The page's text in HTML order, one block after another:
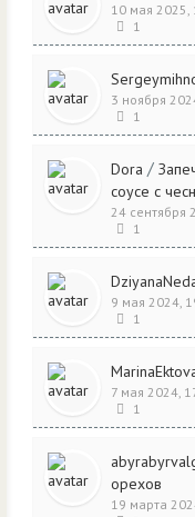
10 мая 2025,
1
3 ноября
1
Dora /
соусе с
24 сентября
1
9 мая 2024,
1
7 мая 2024,
1
орехов
19 марта